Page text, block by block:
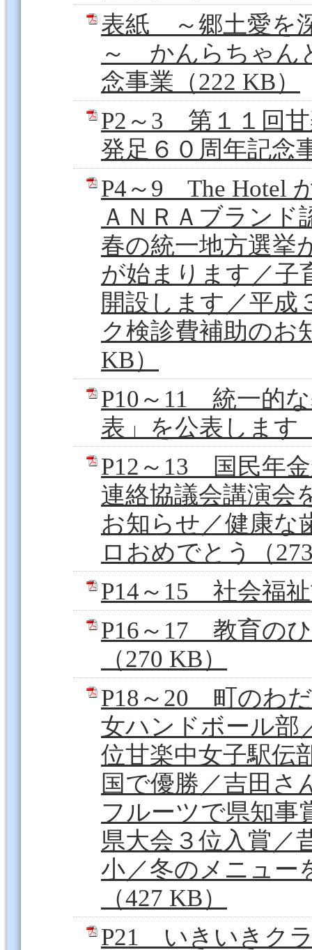
表紙 ～郷土愛を
～ かんらちゃん
念事業（222 KB）
P2～3 第１１回
発足６０周年記念
P4～9 The Hotel
ＡＮＲＡブランド
春の統一地方選挙
が始まります／子
開設します／平成
ク検診費補助のお
KB）
P10～11 統一的
表」を公表します
P12～13 国民年
連絡協議会講演会
お知らせ／健康な
ロおめでとう（
P14～15 社会福
P16～17 教育の
（270 KB）
P18～20 町のわ
女ハンドボール部
位甘楽中女子駅伝
国で優勝／吉田さ
フルーツで県知事
県大会３位入賞／
小／冬のメニュー
（427 KB）
P21 いきいきク